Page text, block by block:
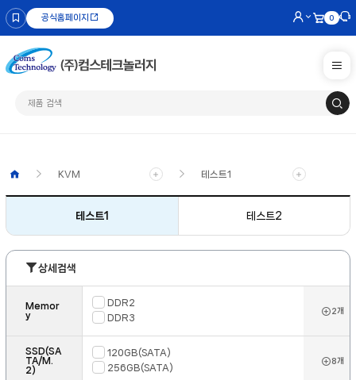
공식홈페이지 0
KVM 테스트1
테스트1 테스트2
상세검색
Memor
y
DDR2
DDR3
2개
SSD(SA
TA/M.
2)
120GB(SATA)
256GB(SATA)
8개
광학조명
컴퓨터
산업용
모니터